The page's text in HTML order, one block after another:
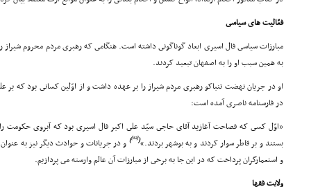
فعّالیت هاى سیاسى
مبارزات سیاسى فال اسیرى ابعاد گوناگونى داشته است. هنگامى که رهبرى مردم محروم شیراز
به همین سبب او را به اصفهان تبعید کردند.
او در جریان نهضت تنباکو رهبرى مردم شیراز را بر عهده داشت و از اوّلین کسانى بود که
در فارسنامه ناصرى آمده است:
«اوّل کسى که فصاحت آغازید آقاى حاجى سیّد على اکبر فال اسیرى بود که آبروى حکومت
بستند و بر قاطر سوار کردند و به بوشهر بردند.»(
[12]
) و در جریانات و حوادث دیگر نیز به عنوان
و استعمارگران پرداخت که در این جا به برخى از مبارزات آن عالم وارسته مى پردازیم.
ولایت فقها